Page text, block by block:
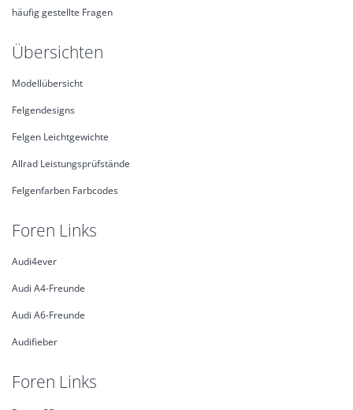
häufig gestellte Fragen
Übersichten
Modellübersicht
Felgendesigns
Felgen Leichtgewichte
Allrad Leistungsprüfstände
Felgenfarben Farbcodes
Foren Links
Audi4ever
Audi A4-Freunde
Audi A6-Freunde
Audifieber
Foren Links